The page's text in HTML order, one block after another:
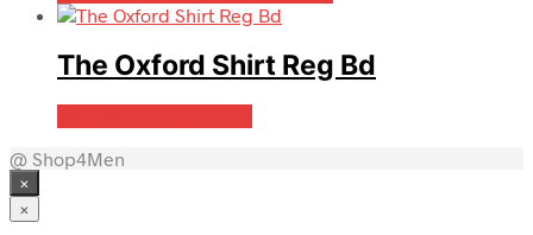
The Oxford Shirt Reg Bd
@ Shop4Men
×
×